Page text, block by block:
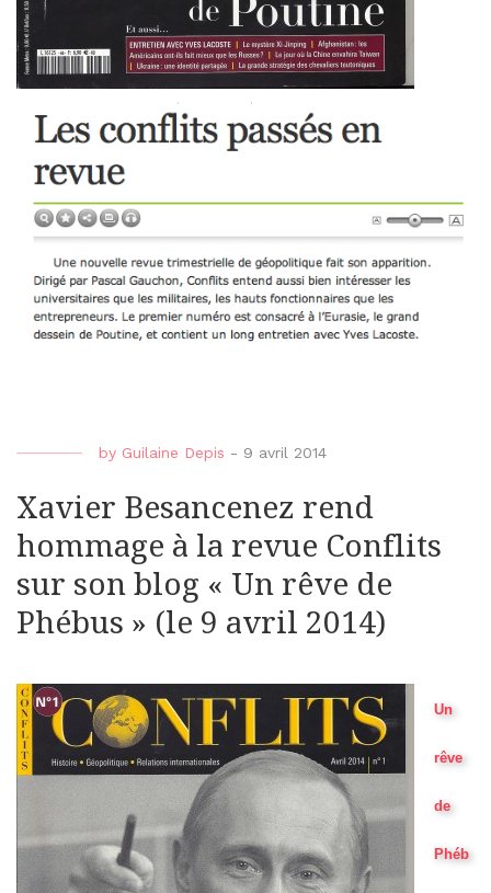
by Guilaine Depis - 9 avril 2014
Xavier Besancenez rend
hommage à la revue Conflits
sur son blog « Un rêve de
Phébus » (le 9 avril 2014)
Un
rêve
de
Phéb